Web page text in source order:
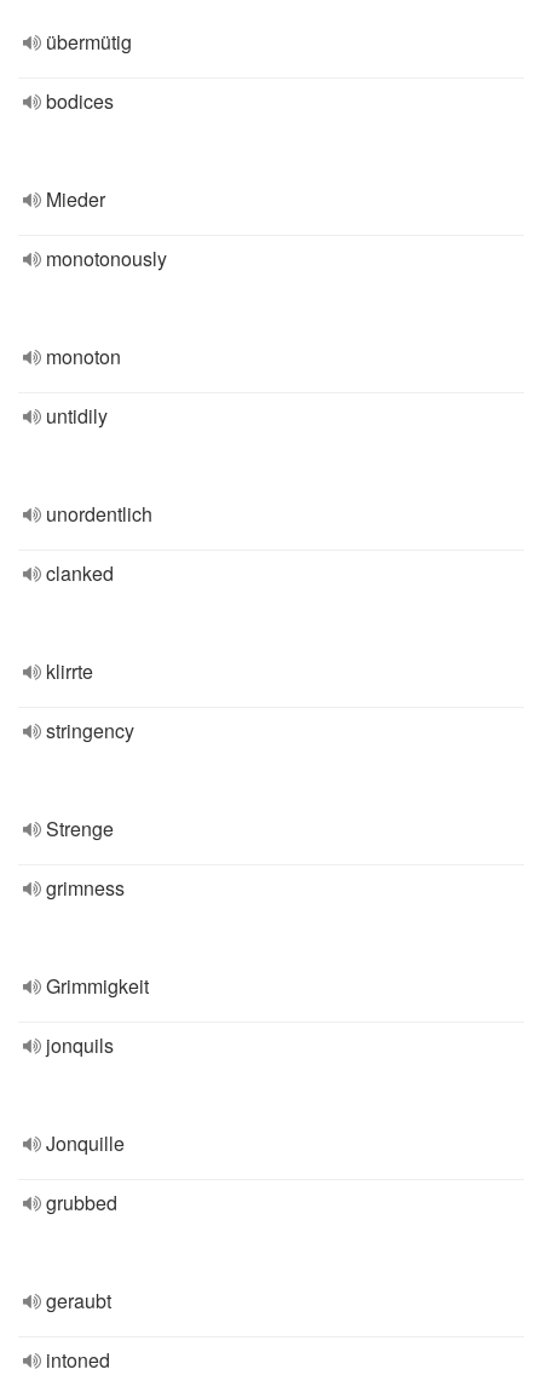
übermütig
bodices
Mieder
monotonously
monoton
untidily
unordentlich
clanked
klirrte
stringency
Strenge
grimness
Grimmigkeit
jonquils
Jonquille
grubbed
geraubt
intoned